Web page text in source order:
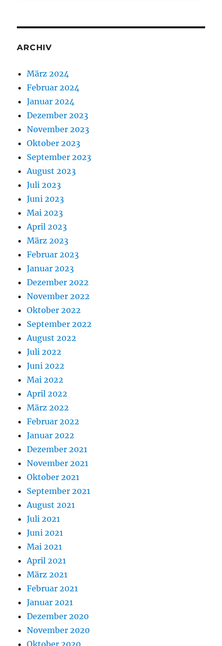
ARCHIV
März 2024
Februar 2024
Januar 2024
Dezember 2023
November 2023
Oktober 2023
September 2023
August 2023
Juli 2023
Juni 2023
Mai 2023
April 2023
März 2023
Februar 2023
Januar 2023
Dezember 2022
November 2022
Oktober 2022
September 2022
August 2022
Juli 2022
Juni 2022
Mai 2022
April 2022
März 2022
Februar 2022
Januar 2022
Dezember 2021
November 2021
Oktober 2021
September 2021
August 2021
Juli 2021
Juni 2021
Mai 2021
April 2021
März 2021
Februar 2021
Januar 2021
Dezember 2020
November 2020